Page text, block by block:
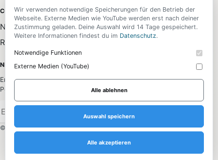
COMMUNITY
Newsletter
RSS-Feed
NEWSLETTER
Erhalte die wichtigsten News aus allen Bereichen direkt in dein
Postfach.
© 2026 Daily Media. Alle Rechte vorbehalten.
Wir verwenden notwendige Speicherungen für den Betrieb der
Webseite. Externe Medien wie YouTube werden erst nach deiner
Zustimmung geladen. Deine Auswahl wird 14 Tage gespeichert.
Weitere Informationen findest du im Datenschutz.
Notwendige Funktionen
Externe Medien (YouTube)
Alle ablehnen
Auswahl speichern
Alle akzeptieren